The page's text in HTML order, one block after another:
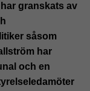
granskats av
såsom
har
och en